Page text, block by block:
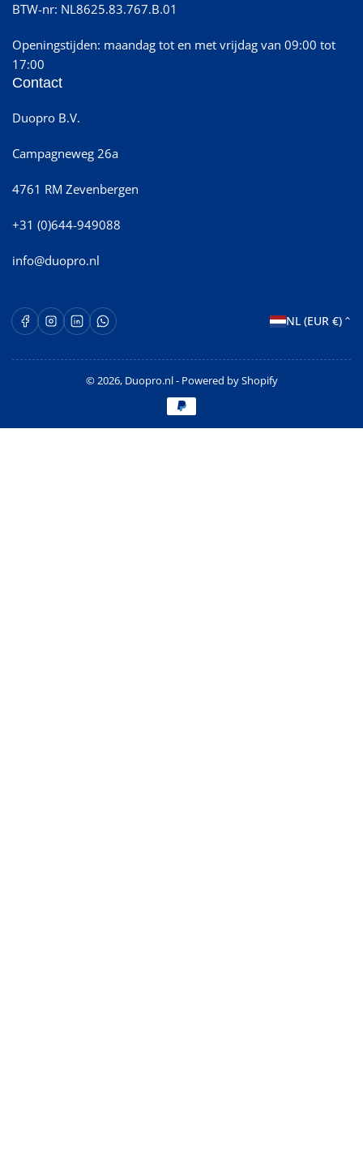
BTW-nr: NL8625.83.767.B.01
Openingstijden: maandag tot en met vrijdag van 09:00 tot
17:00
Contact
Duopro B.V.
Campagneweg 26a
4761 RM Zevenbergen
+31 (0)644-949088
info@duopro.nl
FacebookInstagram
LinkedInWhatsApp Opent in een nieuw venster.
L
n
d
NL (EUR €)
© 2026, Duopro.nl- Powered by Shopify
Betaalmethoden